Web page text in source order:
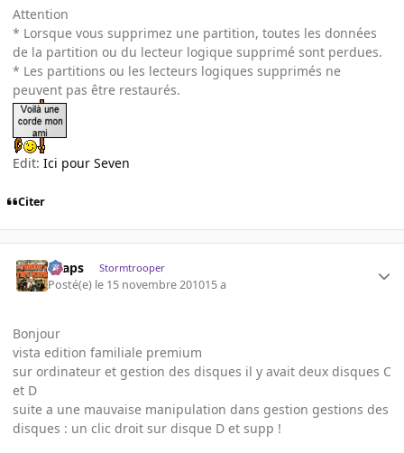
Attention
* Lorsque vous supprimez une partition, toutes les données
de la partition ou du lecteur logique supprimé sont perdues.
* Les partitions ou les lecteurs logiques supprimés ne
peuvent pas être restaurés.
Edit: Ici pour Seven
Citer
chaps Stormtrooper
Posté(e) le 15 novembre 201015 a
Bonjour
vista edition familiale premium
sur ordinateur et gestion des disques il y avait deux disques C
et D
suite a une mauvaise manipulation dans gestion gestions des
disques : un clic droit sur disque D et supp !